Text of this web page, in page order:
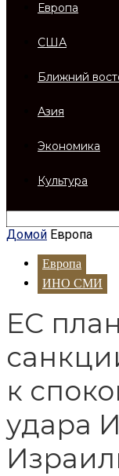
Европа
США
Ближний
Азия
Экономика
Культура
Домой Европа
Европа
ИНО СМИ
ЕС
к
удара